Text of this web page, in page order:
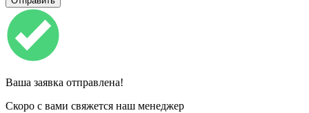
Ваша заявка отправлена!
Скоро с вами свяжется наш менеджер